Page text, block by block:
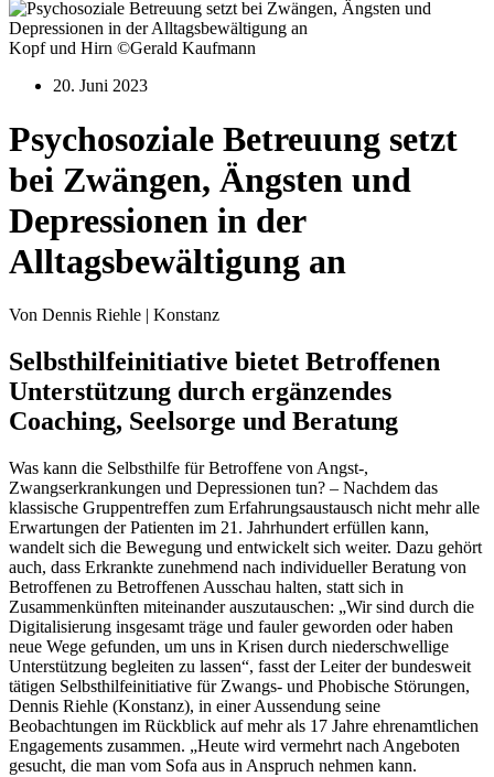
Kopf und Hirn ©Gerald Kaufmann
20. Juni 2023
Psychosoziale Betreuung setzt
bei Zwängen, Ängsten und
Depressionen in der
Alltagsbewältigung an
Von Dennis Riehle | Konstanz
Selbsthilfeinitiative bietet Betroffenen
Unterstützung durch ergänzendes
Coaching, Seelsorge und Beratung
Was kann die Selbsthilfe für Betroffene von Angst-,
Zwangserkrankungen und Depressionen tun? – Nachdem das
klassische Gruppentreffen zum Erfahrungsaustausch nicht mehr alle
Erwartungen der Patienten im 21. Jahrhundert erfüllen kann,
wandelt sich die Bewegung und entwickelt sich weiter. Dazu gehört
auch, dass Erkrankte zunehmend nach individueller Beratung von
Betroffenen zu Betroffenen Ausschau halten, statt sich in
Zusammenkünften miteinander auszutauschen: „Wir sind durch die
Digitalisierung insgesamt träge und fauler geworden oder haben
neue Wege gefunden, um uns in Krisen durch niederschwellige
Unterstützung begleiten zu lassen“, fasst der Leiter der bundesweit
tätigen Selbsthilfeinitiative für Zwangs- und Phobische Störungen,
Dennis Riehle (Konstanz), in einer Aussendung seine
Beobachtungen im Rückblick auf mehr als 17 Jahre ehrenamtlichen
Engagements zusammen. „Heute wird vermehrt nach Angeboten
gesucht, die man vom Sofa aus in Anspruch nehmen kann.